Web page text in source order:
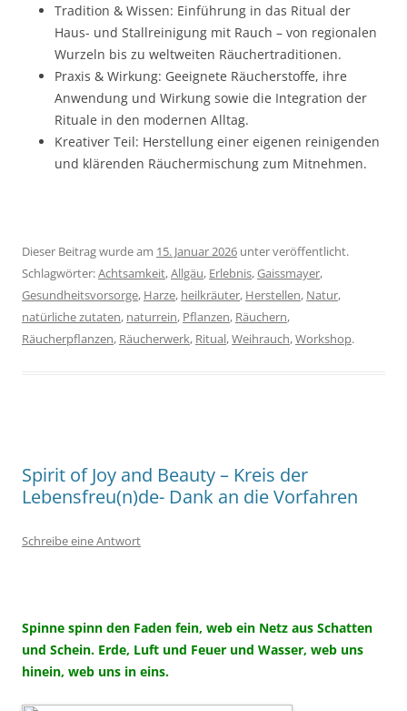
Tradition & Wissen: Einführung in das Ritual der
Haus- und Stallreinigung mit Rauch – von regionalen
Wurzeln bis zu weltweiten Räuchertraditionen.
Praxis & Wirkung: Geeignete Räucherstoffe, ihre
Anwendung und Wirkung sowie die Integration der
Rituale in den modernen Alltag.
Kreativer Teil: Herstellung einer eigenen reinigenden
und klärenden Räuchermischung zum Mitnehmen.
Dieser Beitrag wurde am 15. Januar 2026 unter veröffentlicht.
Schlagwörter:Achtsamkeit,Allgäu, Erlebnis,Gaissmayer,
Gesundheitsvorsorge, Harze, heilkräuter, Herstellen, Natur,
natürliche zutaten, naturrein, Pflanzen, Räuchern,
Räucherpflanzen, Räucherwerk, Ritual,Weihrauch,Workshop.
Spirit of Joy and Beauty – Kreis der
Lebensfreu(n)de- Dank an die Vorfahren
Schreibe eine Antwort
Spinne spinn den Faden fein, web ein Netz aus Schatten
und Schein. Erde, Luft und Feuer und Wasser, web uns
hinein, web uns in eins.